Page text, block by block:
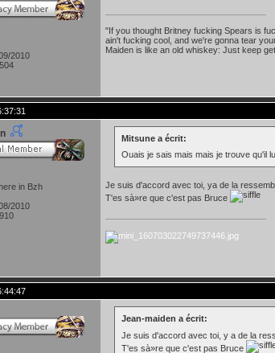
2010
"If you thought Britney fucking Spears is
ain't fucking cool, and we're gonna tear
Maiden is like an old whiskey: Just keep
in Bzh
2010
Mitsune a écrit:
Ouais je sais mais mais je trouve qu'il
Je suis d'accord avec toi, ya de la
T'es sà»re que c'est pas Bruce
Jean-maiden a écrit:
Je suis d'accord avec toi, y a de la
T'es sà»re que c'est pas Bruce